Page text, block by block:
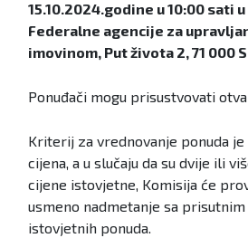
15.10.2024.godine u 10:00 sati
Federalne agencije za
imovinom, Put života 2, 71 000
Ponuđači mogu prisustvovati
Kriterij za vrednovanje ponuda je
cijena, a u slučaju da su dvije ili
cijene istovjetne, Komisija će
usmeno nadmetanje sa
istovjetnih ponuda.